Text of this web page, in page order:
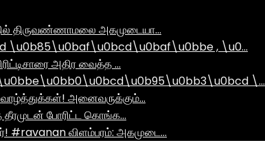
திருவண்ணாமலை அகமுடையா…
, \u0…
அதிர வைத்த …
\…
அனைவருக்கும்…
தீரமுடன் போரிட்ட கொங்க…
#ravanan விளம்பரம்: அகமுடை…